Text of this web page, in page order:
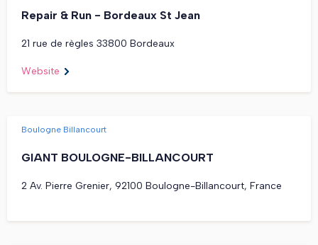
Repair & Run - Bordeaux St Jean
21 rue de règles 33800 Bordeaux
Website
Boulogne Billancourt
GIANT BOULOGNE-BILLANCOURT
2 Av. Pierre Grenier, 92100 Boulogne-Billancourt, France